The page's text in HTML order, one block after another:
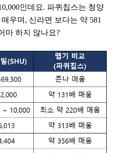
인데요. 파퀴칩스는 청양
우며, 신라면 보다는 약 581
마 하지 않나요?